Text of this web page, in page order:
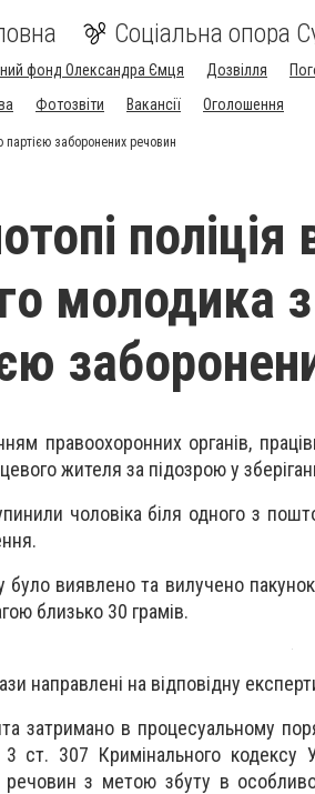
Соціальна опора
фонд Олександра Ємця Дозвілля
Фотозвіти Вакансії Оголошення
заборонених речовин
молодика
правоохоронних органів,
жителя за підозрою у
чоловіка біля одного з
було виявлено та вилучено
близько 30 грамів.
направлені на відповідну
затримано в процесуальному
ст. 307 Кримінального кодексу
речовин з метою збуту в